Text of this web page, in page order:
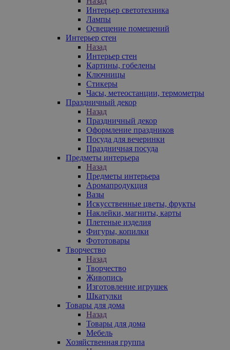
Интерьер светотехника
Лампы
Освещение помещений
Интерьер стен
Назад
Интерьер стен
Картины, гобелены
Ключницы
Стикеры
Часы, метеостанции, термометры
Праздничный декор
Назад
Праздничный декор
Оформление праздников
Посуда для вечеринки
Праздничная посуда
Предметы интерьера
Назад
Предметы интерьера
Аромапродукция
Вазы
Искусственные цветы, фрукты
Наклейки, магниты, карты
Плетеные изделия
Фигуры, копилки
Фототовары
Творчество
Назад
Творчество
Живопись
Изготовление игрушек
Шкатулки
Товары для дома
Назад
Товары для дома
Мебель
Хозяйственная группа